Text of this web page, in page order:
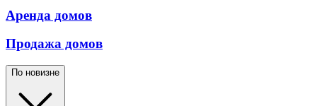
Аренда домов
Продажа домов
По новизне